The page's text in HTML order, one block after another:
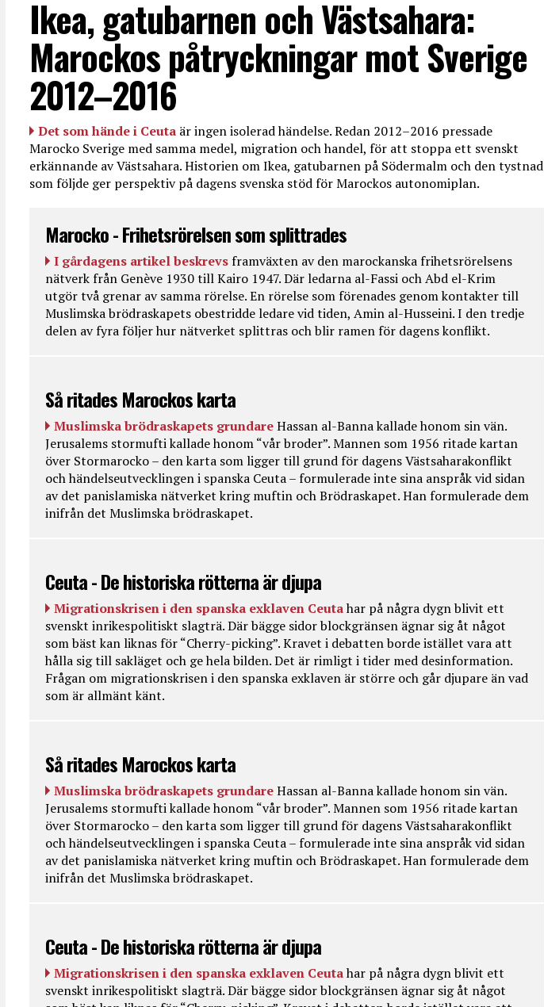
Ikea, gatubarnen och Västsahara:
Marockos påtryckningar mot Sverige
2012–2016
Det som hände i Ceuta är ingen isolerad händelse. Redan 2012–2016 pressade
Marocko Sverige med samma medel, migration och handel, för att stoppa ett svenskt
erkännande av Västsahara. Historien om Ikea, gatubarnen på Södermalm och den tystnad
som följde ger perspektiv på dagens svenska stöd för Marockos autonomiplan.
Marocko - Frihetsrörelsen som splittrades
I gårdagens artikel beskrevs framväxten av den marockanska frihetsrörelsens
nätverk från Genève 1930 till Kairo 1947. Där ledarna al-Fassi och Abd el-Krim
utgör två grenar av samma rörelse. En rörelse som förenades genom kontakter till
Muslimska brödraskapets obestridde ledare vid tiden, Amin al-Husseini. I den tredje
delen av fyra följer hur nätverket splittras och blir ramen för dagens konflikt.
Så ritades Marockos karta
Muslimska brödraskapets grundareHassan al-Banna kallade honom sin vän.
Jerusalems stormufti kallade honom “vår broder”. Mannen som 1956 ritade kartan
över Stormarocko – den karta som ligger till grund för dagens Västsaharakonflikt
och händelseutvecklingen i spanska Ceuta – formulerade inte sina anspråk vid sidan
av det panislamiska nätverket kring muftin och Brödraskapet. Han formulerade dem
inifrån det Muslimska brödraskapet.
Ceuta - De historiska rötterna är djupa
Migrationskrisen i den spanska exklaven Ceutahar på några dygn blivit ett
svenskt inrikespolitiskt slagträ. Där bägge sidor blockgränsen ägnar sig åt något
som bäst kan liknas för “Cherry-picking”. Kravet i debatten borde istället vara att
hålla sig till sakläget och ge hela bilden. Det är rimligt i tider med desinformation.
Frågan om migrationskrisen i den spanska exklaven är större och går djupare än vad
som är allmänt känt.
Så ritades Marockos karta
Muslimska brödraskapets grundareHassan al-Banna kallade honom sin vän.
Jerusalems stormufti kallade honom “vår broder”. Mannen som 1956 ritade kartan
över Stormarocko – den karta som ligger till grund för dagens Västsaharakonflikt
och händelseutvecklingen i spanska Ceuta – formulerade inte sina anspråk vid sidan
av det panislamiska nätverket kring muftin och Brödraskapet. Han formulerade dem
inifrån det Muslimska brödraskapet.
Ceuta - De historiska rötterna är djupa
Migrationskrisen i den spanska exklaven Ceutahar på några dygn blivit ett
svenskt inrikespolitiskt slagträ. Där bägge sidor blockgränsen ägnar sig åt något